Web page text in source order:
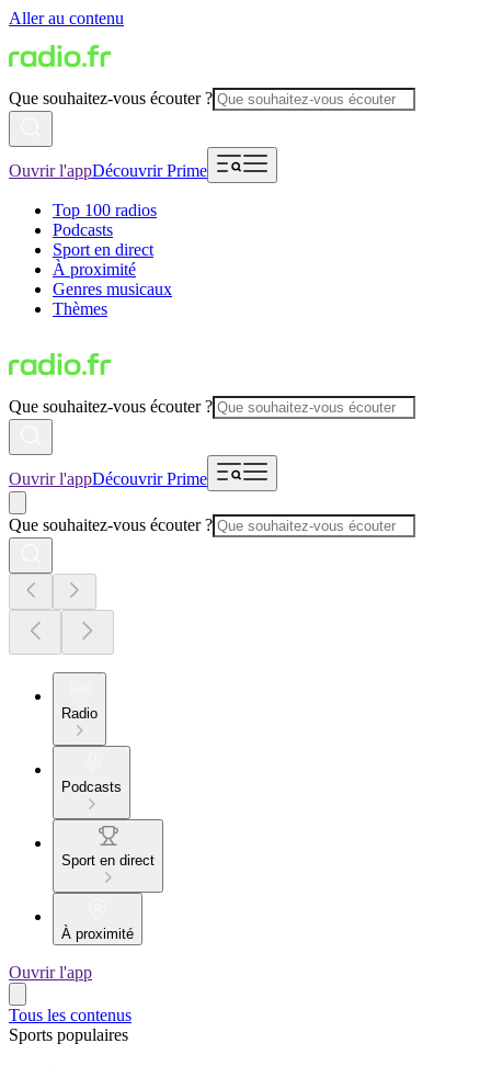
Aller au contenu
Que souhaitez-vous écouter ?
Ouvrir l'appDécouvrir Prime
Top 100 radios
Podcasts
Sport en direct
À proximité
Genres musicaux
Thèmes
Que souhaitez-vous écouter ?
Ouvrir l'appDécouvrir Prime
Que souhaitez-vous écouter ?
Radio
Podcasts
Sport en direct
À proximité
Ouvrir l'app
Tous les contenus
Sports populaires